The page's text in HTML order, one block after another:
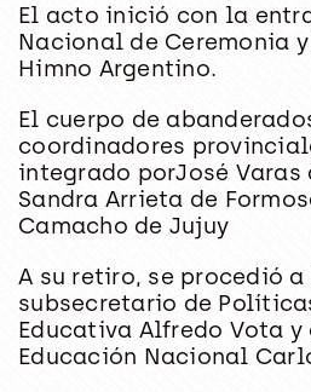
El acto inició con la
Nacional de Ceremonia
Himno Argentino.
El cuerpo de
coordinadores
integrado porJosé Varas
Sandra Arrieta de
Camacho de Jujuy
A su retiro, se procedió
subsecretario de
Educativa Alfredo Vota y
Educación Nacional